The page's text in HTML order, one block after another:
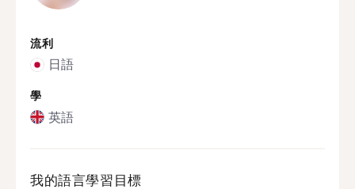
流利
日語
學
英語
我的語言學習目標